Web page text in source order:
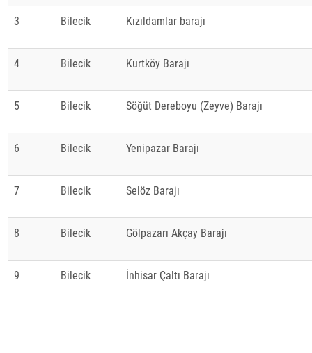
3 Bilecik Kızıldamlar barajı
4 Bilecik Kurtköy Barajı
5 Bilecik Söğüt Dereboyu (Zeyve) Barajı
6 Bilecik Yenipazar Barajı
7 Bilecik Selöz Barajı
8 Bilecik Gölpazarı Akçay Barajı
9 Bilecik İnhisar Çaltı Barajı